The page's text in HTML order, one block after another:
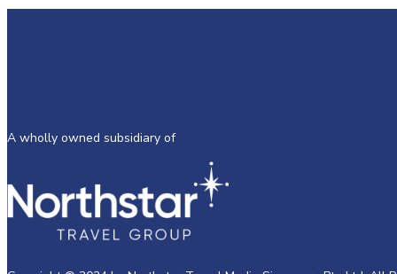
A wholly owned subsidiary of